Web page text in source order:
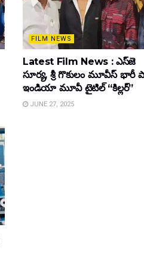
FILM NEWS
Latest Film News : ఎస్‌జె
సూర్య, శ్రీ గొకులం మూవీస్‌ భారీ
ఇండియా మూవీ టైటిల్ “కిల్లర్”
JUNE 27, 2025